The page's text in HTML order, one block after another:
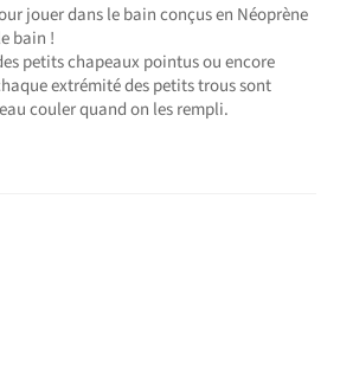
jouer dans le bain conçus en Néoprène
bain !
petits chapeaux pointus ou encore
extrémité des petits trous sont
couler quand on les rempli.